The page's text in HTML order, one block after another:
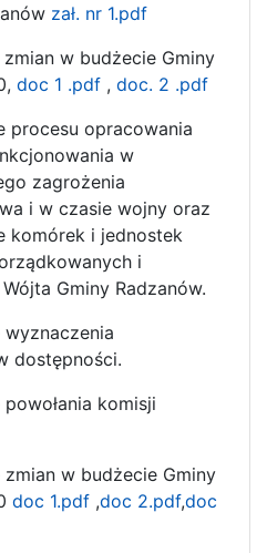
zał. nr 1.pdf
w budżecie Gminy
doc 1 .pdf , doc. 2 .pdf
procesu opracowania
w
zagrożenia
i w czasie wojny oraz
komórek i jednostek
i
Gminy Radzanów.
dostępności.
komisji
w budżecie Gminy
doc 1.pdf ,doc 2.pdf,doc